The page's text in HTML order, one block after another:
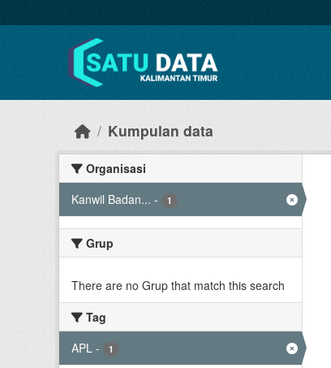
Kumpulan data
Organisasi
Kanwil Badan... - 1
Grup
There are no Grup that match this search
Tag
APL - 1